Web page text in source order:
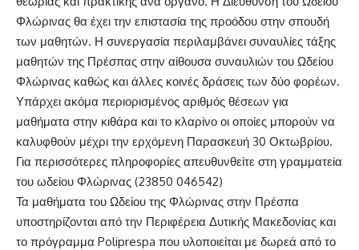
Φλώρινας θα έχει την επιστασία της προόδου στην σπουδή
των μαθητών. Η συνεργασία περιλαμβάνει συναυλίες τάξης
μαθητών της Πρέσπας στην αίθουσα συναυλιών του Ωδείου
Φλώρινας καθώς και άλλες κοινές δράσεις των δύο φορέων.
Υπάρχει ακόμα περιορισμένος αριθμός θέσεων για
μαθήματα στην κιθάρα και το κλαρίνο οι οποίες μπορούν να
καλυφθούν μέχρι την ερχόμενη Παρασκευή 30 Οκτωβρίου.
Για περισσότερες πληροφορίες απευθυνθείτε στη γραμματεία
του ωδείου Φλώρινας (23850 046542)
Τα μαθήματα του Ωδείου της Φλώρινας στην Πρέσπα
υποστηρίζονται από την Περιφέρεια Δυτικής Μακεδονίας και
το πρόγραμμα Poliprespa που υλοποιείται με δωρεά από το